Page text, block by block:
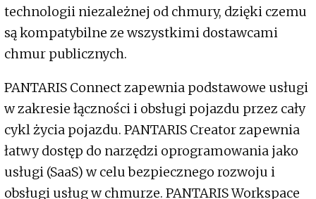
technologii niezależnej od chmury, dzięki czemu
są kompatybilne ze wszystkimi dostawcami
chmur publicznych.
PANTARIS Connect zapewnia podstawowe usługi
w zakresie łączności i obsługi pojazdu przez cały
cykl życia pojazdu. PANTARIS Creator zapewnia
łatwy dostęp do narzędzi oprogramowania jako
usługi (SaaS) w celu bezpiecznego rozwoju i
obsługi usług w chmurze. PANTARIS Workspace